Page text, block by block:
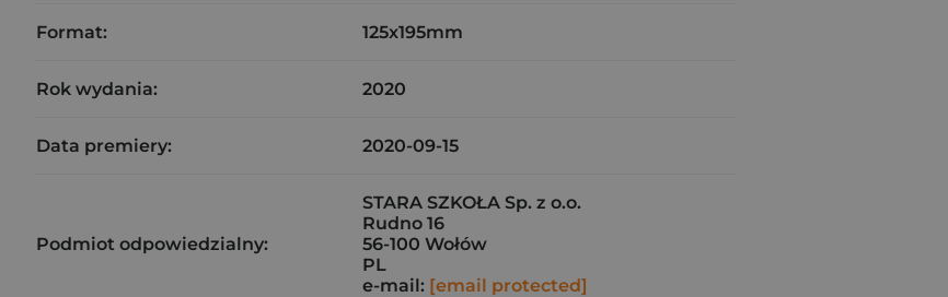
Format: 125x195mm
Rok wydania: 2020
Data premiery: 2020-09-15
Podmiot odpowiedzialny:
STARA SZKOŁA Sp. z o.o.
Rudno 16
56-100 Wołów
PL
e-mail: [email protected]